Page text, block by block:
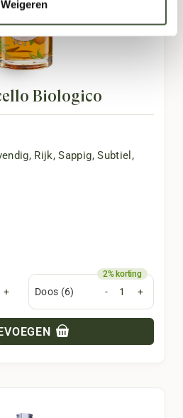
Weigeren
Biologico
, Rijk,Sappig,Subtiel ,
+ Doos (6) - +